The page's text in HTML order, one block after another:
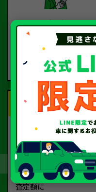
ご依頼
お電話または査定フォー
ご依頼ください。
Step.3
契約
査定額に